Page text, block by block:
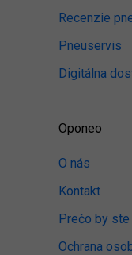
Recenzie
Pneuservis
Digitálna
Oponeo
O nás
Kontakt
Prečo by ste
Ochrana